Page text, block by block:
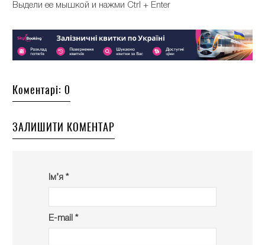
Выдели ее мышкой и нажми Ctrl + Enter
Коментарі: 0
ЗАЛИШИТИ КОМЕНТАР
Ім’я *
E-mail *